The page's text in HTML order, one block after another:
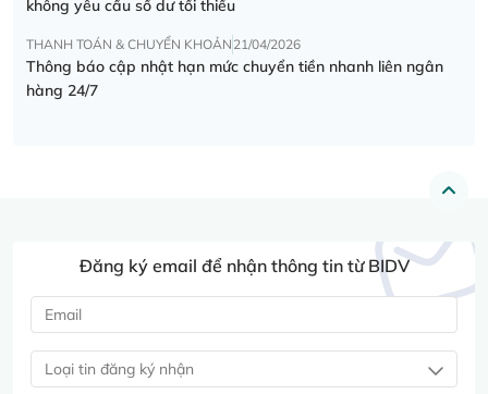
không yêu cầu số dư tối thiểu
THANH TOÁN & CHUYỂN KHOẢN 21/04/2026
Thông báo cập nhật hạn mức chuyển tiền nhanh liên ngân
hàng 24/7
Đăng ký email để nhận thông tin từ BIDV
Loại tin đăng ký nhận